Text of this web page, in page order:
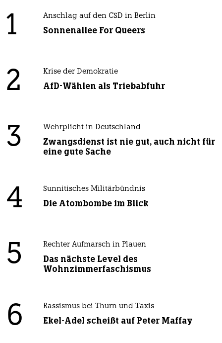
1 Anschlag auf den CSD in Berlin
Sonnenallee For Queers
2 Krise der Demokratie
AfD-Wählen als Triebabfuhr
3 Wehrplicht in Deutschland
Zwangsdienst ist nie gut, auch nicht für
eine gute Sache
4 Sunnitisches Militärbündnis
Die Atombombe im Blick
5 Rechter Aufmarsch in Plauen
Das nächste Level des
Wohnzimmerfaschismus
6 Rassismus bei Thurn und Taxis
Ekel-Adel scheißt auf Peter Maffay